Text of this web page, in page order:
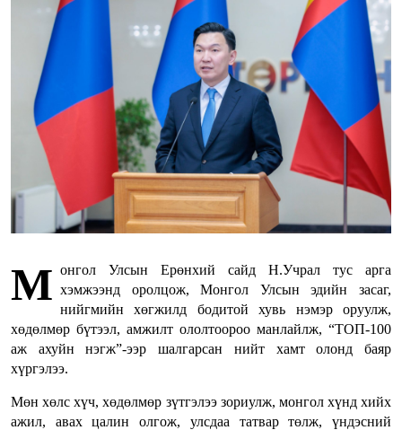
М онгол Улсын Ерөнхий сайд Н.Учрал тус арга
хэмжээнд оролцож, Монгол Улсын эдийн засаг,
нийгмийн хөгжилд бодитой хувь нэмэр оруулж,
хөдөлмөр бүтээл, амжилт ололтоороо манлайлж, “ТОП-100
аж ахуйн нэгж”-ээр шалгарсан нийт хамт олонд баяр
хүргэлээ.
Мөн хөлс хүч, хөдөлмөр зүтгэлээ зориулж, монгол хүнд хийх
ажил, авах цалин олгож, улсдаа татвар төлж, үндэсний